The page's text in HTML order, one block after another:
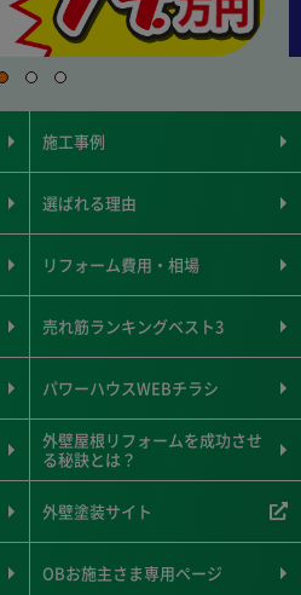
施工事例
選ばれる理由
リフォーム費用・相場
売れ筋ランキングベスト3
パワーハウスWEBチラシ
外壁屋根リフォームを成功させ
る秘訣とは？
外壁塗装サイト
OBお施主さま専用ページ